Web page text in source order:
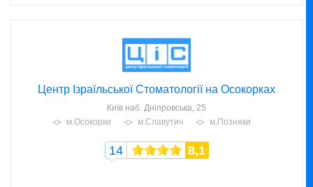
Центр Ізраїльської Стоматології на Осокорках
Київ наб. Дніпровська, 25
м.Осокорки
м.Славутич м.Позняки
14 8,1